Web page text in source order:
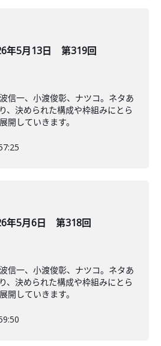
年5月13日 第319回
信一、小渡俊彰、ナツコ。ネタあ
、決められた構成や枠組みにとら
開していきます。
年5月6日 第318回
信一、小渡俊彰、ナツコ。ネタあ
、決められた構成や枠組みにとら
開していきます。